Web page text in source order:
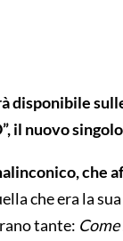
disponibile
il nuovo
che
che era la
tante: